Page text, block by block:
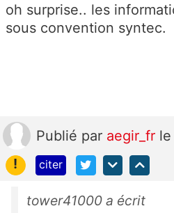
oh surprise.. les
sous convention syntec.
Publié par aegir_fr
!
citer
tower41000 a écrit